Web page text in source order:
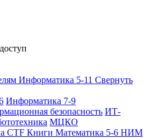
Информатика 5-11 Свернуть
Информатика 7-9
безопасность ИТ-
МЦКО
CTF Книги Математика 5-6 НИМ